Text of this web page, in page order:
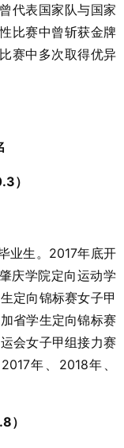
代表国家队与国家
比赛中曾斩获金牌
赛中多次取得优异
）
生。2017年底开
庆学院定向运动学
定向锦标赛女子甲
省学生定向锦标赛
会女子甲组接力赛
年、2018年、
）